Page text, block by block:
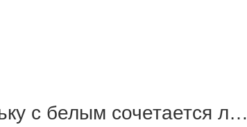
с белым сочетается л…